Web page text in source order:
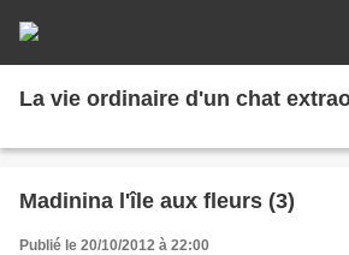
La vie ordinaire d'un chat
Madinina l'île aux fleurs (3)
Publié le 20/10/2012 à 22:00